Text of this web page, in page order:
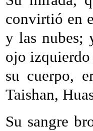
convirtió en
y las nubes;
ojo izquierdo
su cuerpo,
Taishan,
Su sangre